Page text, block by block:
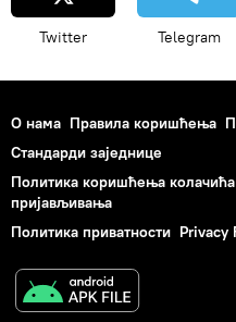
Twitter Telegram
О нама Правила коришћења
Стандарди заједнице
Политика коришћења колачића
пријављивања
Политика приватности Privacy